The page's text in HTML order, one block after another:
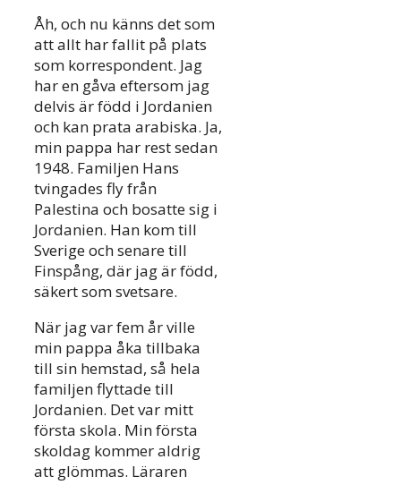
Åh, och nu känns det som
att allt har fallit på plats
som korrespondent. Jag
har en gåva eftersom jag
delvis är född i Jordanien
och kan prata arabiska. Ja,
min pappa har rest sedan
1948. Familjen Hans
tvingades fly från
Palestina och bosatte sig i
Jordanien. Han kom till
Sverige och senare till
Finspång, där jag är född,
säkert som svetsare.
När jag var fem år ville
min pappa åka tillbaka
till sin hemstad, så hela
familjen flyttade till
Jordanien. Det var mitt
första skola. Min första
skoldag kommer aldrig
att glömmas. Läraren